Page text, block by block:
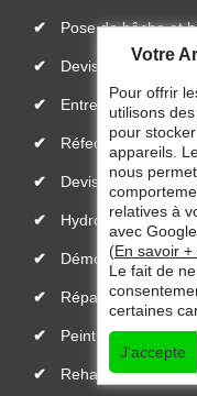
Pose de bâche et
Devis fuite de
Entreprise de
Réfection de
Devis toiture 95
Hydrofuge toiture
Démoussage de
Réparateur,
Peinture toiture 95
Rehaussement de
Votre
Pour offrir
utilisons
pour
appareils.
nous
relatives à
avec Google.
(En savoir
Le fait de
certaines
J'accepte